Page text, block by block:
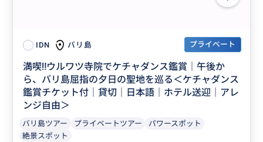
IDN バリ島 プライベート
満喫‼️ウルワツ寺院でケチャダンス鑑賞｜午後か
ら、バリ島屈指の夕日の聖地を巡る＜ケチャダンス
鑑賞チケット付｜貸切｜日本語｜ホテル送迎｜アレ
ンジ自由＞
バリ島ツアー プライベートツアー
パワースポット
絶景スポット